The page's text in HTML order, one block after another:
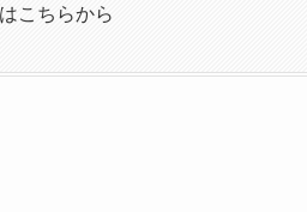
こちらから